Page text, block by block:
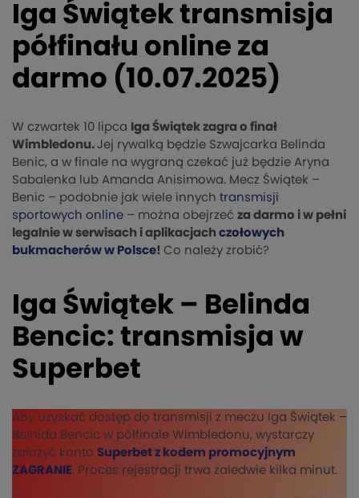
Iga Świątek transmisja
półfinału online za
darmo (10.07.2025)
W czwartek 10 lipca Iga Świątek zagra o finał
Wimbledonu. Jej rywalką będzie Szwajcarka Belinda
Benic, a w finale na wygraną czekać już będzie Aryna
Sabalenka lub Amanda Anisimowa. Mecz Świątek –
Benic – podobnie jak wiele innych transmisji
sportowych online – można obejrzeć za darmo i w pełni
legalnie w serwisach i aplikacjach czołowych
bukmacherów w Polsce! Co należy zrobić?
Iga Świątek – Belinda
Bencic: transmisja w
Superbet
Aby uzyskać dostęp do transmisji z meczu Iga Świątek –
Belnida Bencic w półfinale Wimbledonu, wystarczy
założyć konto Superbet z kodem promocyjnym
ZAGRANIE. Proces rejestracji trwa zaledwie kilka minut.